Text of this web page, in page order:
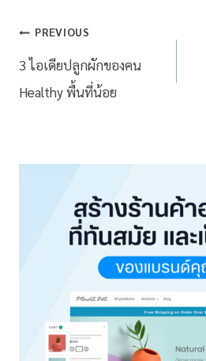
PREVIOUS
3 ไอเดียปลูกผักของคน
Healthy พื้นที่น้อย